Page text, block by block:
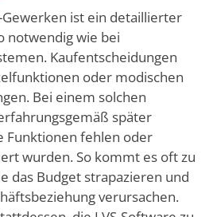
ist ein detaillierter
notwendig wie bei
Kaufentscheidungen
oder modischen
Bei einem solchen
später
Funktionen fehlen oder
wurden. So kommt es oft zu
das Budget strapazieren und
verursachen.